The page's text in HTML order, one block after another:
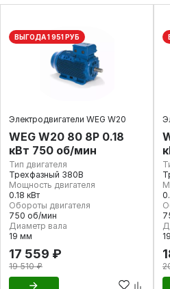
ВЫГОДА 1 951 РУБ
Электродвигатели WEG W20
WEG W20 80 8P 0.18
кВт 750 об/мин
Тип двигателя
Трехфазный 380В
Мощность двигателя
0.18 кВт
Обороты двигателя
750 об/мин
Диаметр вала
19 мм
17 559 ₽
19 510 ₽